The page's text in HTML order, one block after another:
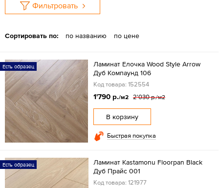
Фильтровать
Сортировать по: по названию по цене
Есть образец
Ламинат Елочка Wood Style Arrow
Дуб Компаунд 106
Код товара: 152554
1'790 р./м2 2'030 р./м2
В корзину
Быстрая покупка
Есть образец
Ламинат Kastamonu Floorpan Black
Дуб Прайс 001
Код товара: 121977